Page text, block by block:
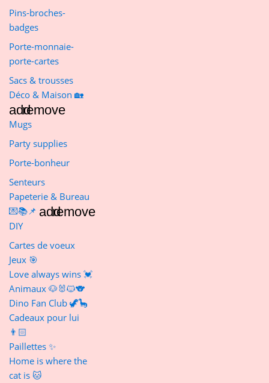
Pins-broches-
badges
Porte-monnaie-
porte-cartes
Sacs & trousses
Déco & Maison 🏡
addremove
Mugs
Party supplies
Porte-bonheur
Senteurs
Papeterie & Bureau
💌📚📌 addremove
DIY
Cartes de voeux
Jeux 🎯
Love always wins 💓
Animaux 🐶🐰🐱🐨
Dino Fan Club 🦖🦕
Cadeaux pour lui
👨🏻
Paillettes ✨
Home is where the
cat is 🐱